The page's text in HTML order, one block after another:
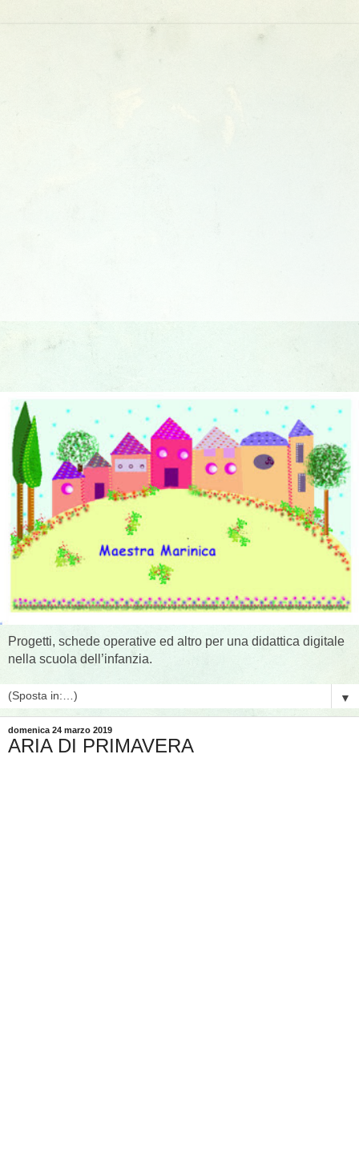
Progetti, schede operative ed altro per una didattica digitale
nella scuola dell’infanzia.
▼
domenica 24 marzo 2019
ARIA DI PRIMAVERA